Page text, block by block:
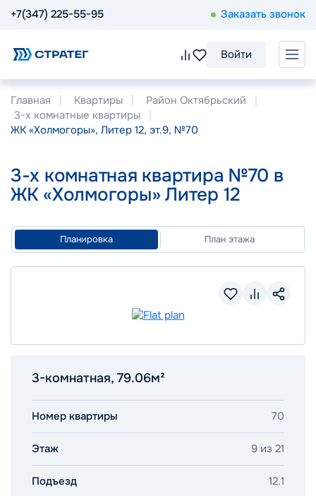
+7(347) 225-55-95 Заказать звонок
Войти
Главная Квартиры
Район Октябрьский
3-х комнатные квартиры
ЖК «Холмогоры», Литер 12, эт.9, №70
3-х комнатная квартира №70 в
ЖК «Холмогоры» Литер 12
Планировка План этажа
3-комнатная, 79.06м²
Номер квартиры 70
Этаж 9 из 21
Подъезд 12.1